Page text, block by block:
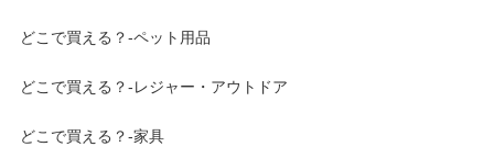
どこで買える？-ペット用品
どこで買える？-レジャー・アウトドア
どこで買える？-家具